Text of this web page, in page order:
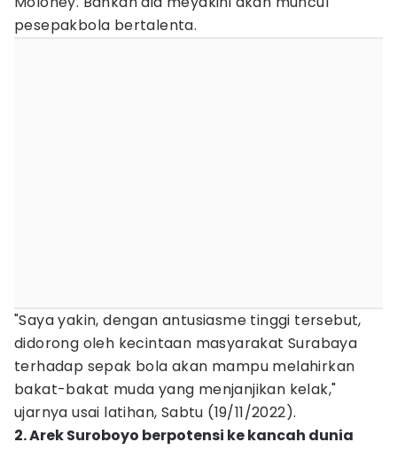
pesepakbola bertalenta.
"Saya yakin, dengan antusiasme tinggi tersebut,
didorong oleh kecintaan masyarakat Surabaya
terhadap sepak bola akan mampu melahirkan
bakat-bakat muda yang menjanjikan kelak,"
ujarnya usai latihan, Sabtu (19/11/2022).
2. Arek Suroboyo berpotensi ke kancah dunia